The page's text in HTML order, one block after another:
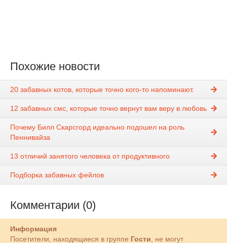
Похожие новости
20 забавных котов, которые точно кого-то напоминают.
12 забавных смс, которые точно вернут вам веру в любовь
Почему Билл Скарсгорд идеально подошел на роль
Пеннивайза
13 отличий занятого человека от продуктивного
Подборка забавных фейлов
Комментарии (0)
Информация
Посетители, находящиеся в группе Гости , не могут